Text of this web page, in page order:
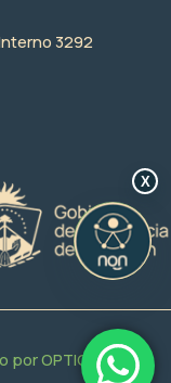
3292
porOPTIC
X